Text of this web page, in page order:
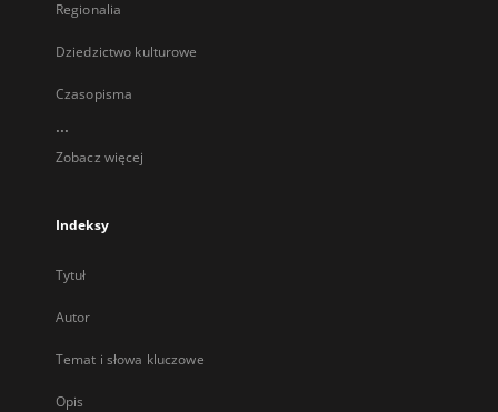
Regionalia
Dziedzictwo kulturowe
Czasopisma
...
Zobacz więcej
Indeksy
Tytuł
Autor
Temat i słowa kluczowe
Opis